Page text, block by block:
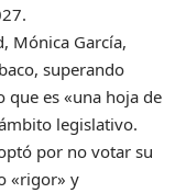
Mónica García,
superando
que es «una hoja de
legislativo.
por no votar su
«rigor» y